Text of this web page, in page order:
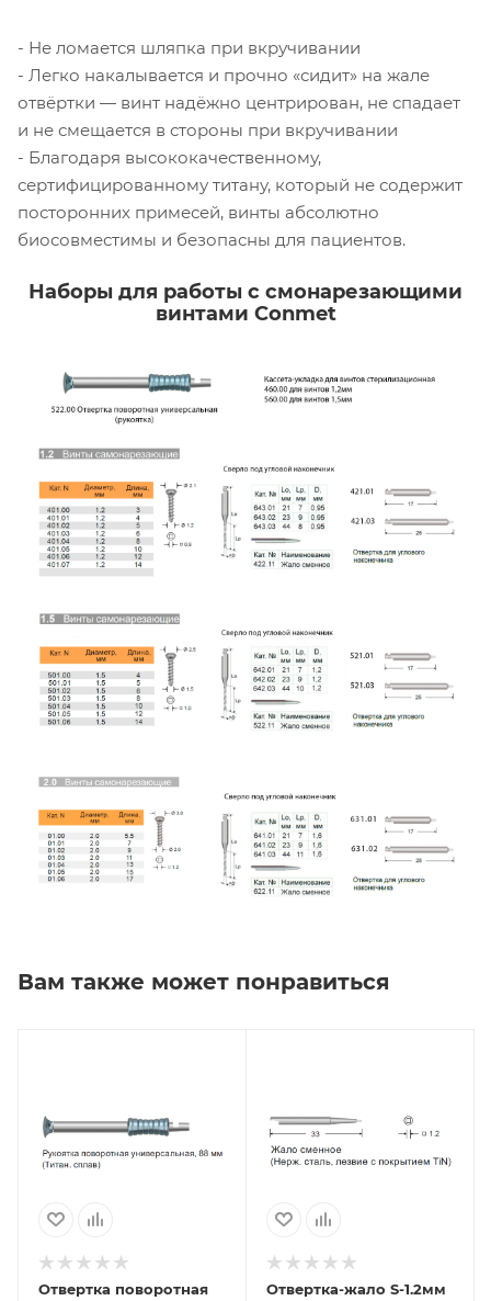
- Не ломается шляпка при вкручивании
- Легко накалывается и прочно «сидит» на жале
отвёртки — винт надёжно центрирован, не спадает
и не смещается в стороны при вкручивании
- Благодаря высококачественному,
сертифицированному титану, который не содержит
посторонних примесей, винты абсолютно
биосовместимы и безопасны для пациентов.
Наборы для работы с смонарезающими
винтами Conmet
Вам также может понравиться
Отвертка поворотная
Отвертка-жало S-1.2мм